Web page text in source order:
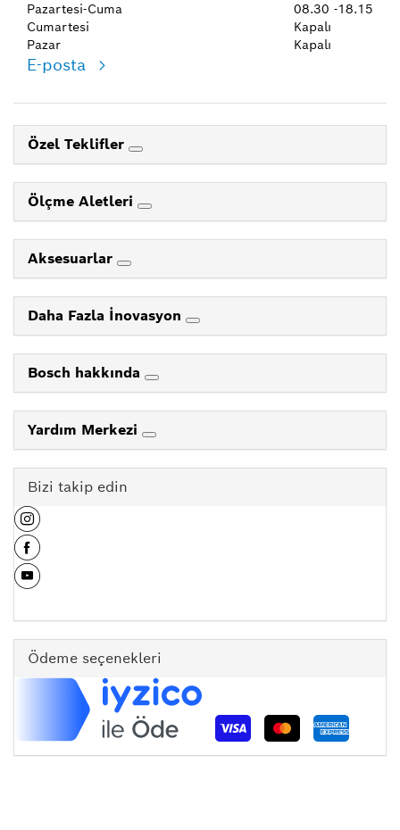
Pazartesi-Cuma
Cumartesi
Pazar
08.30 -18.15
Kapalı
Kapalı
E-posta
Özel Teklifler
Ölçme Aletleri
Aksesuarlar
Daha Fazla İnovasyon
Bosch hakkında
Yardım Merkezi
Bizi takip edin
Ödeme seçenekleri